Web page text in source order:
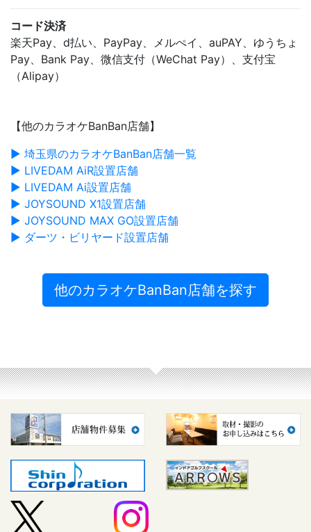
コード決済
楽天Pay、d払い、PayPay、メルぺイ、auPAY、ゆうちょ
Pay、Bank Pay、微信支付（WeChat Pay）、支付宝
（Alipay）
【他のカラオケBanBan店舗】
▶ 埼玉県のカラオケBanBan店舗一覧
▶ LIVEDAM AiR設置店舗
▶ LIVEDAM Ai設置店舗
▶ JOYSOUND X1設置店舗
▶ JOYSOUND MAX GO設置店舗
▶ ダーツ・ビリヤード設置店舗
他のカラオケBanBan店舗を探す